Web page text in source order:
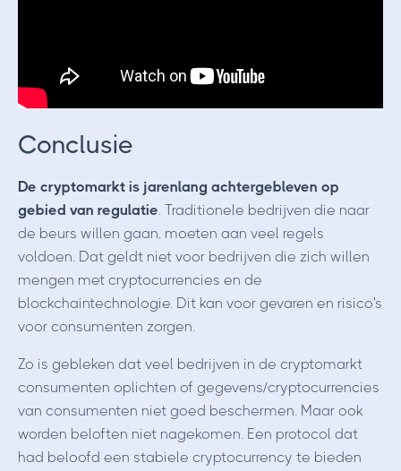
Conclusie
De cryptomarkt is jarenlang achtergebleven op
gebied van regulatie. Traditionele bedrijven die naar
de beurs willen gaan, moeten aan veel regels
voldoen. Dat geldt niet voor bedrijven die zich willen
mengen met cryptocurrencies en de
blockchaintechnologie. Dit kan voor gevaren en risico's
voor consumenten zorgen.
Zo is gebleken dat veel bedrijven in de cryptomarkt
consumenten oplichten of gegevens/cryptocurrencies
van consumenten niet goed beschermen. Maar ook
worden beloften niet nagekomen. Een protocol dat
had beloofd een stabiele cryptocurrency te bieden